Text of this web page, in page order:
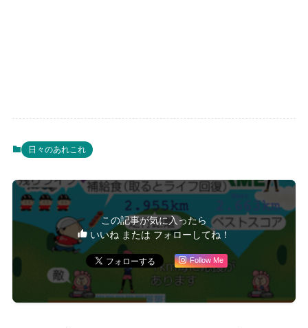
日々のあれこれ
この記事が気に入ったら
いいね または フォローしてね！
Follow Me